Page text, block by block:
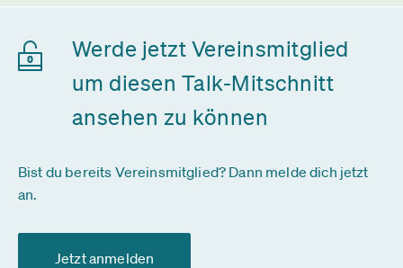
Werde jetzt Vereinsmitglied
um diesen Talk-Mitschnitt
ansehen zu können
Bist du bereits Vereinsmitglied? Dann melde dich jetzt
an.
Jetzt anmelden